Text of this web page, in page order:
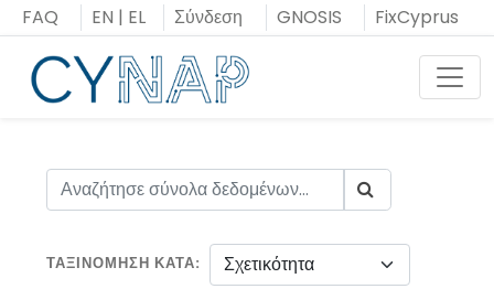
Μεταπήδηση
στο
περιεχόμενο
FAQ EN | EL Σύνδεση GNOSIS FixCyprus
ΤΑΞΙΝΌΜΗΣΗ ΚΑΤΆ